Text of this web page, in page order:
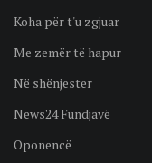
Koha për t'u zgjuar
Me zemër të hapur
Në shënjester
News24 Fundjavë
Oponencë